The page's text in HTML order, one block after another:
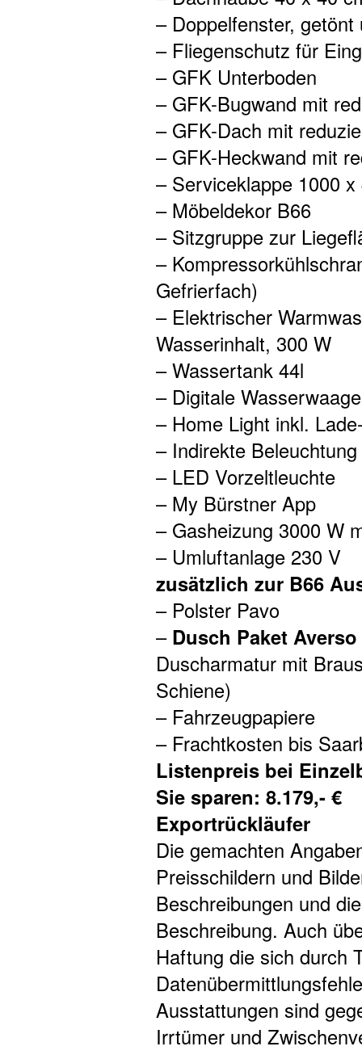
– Doppelfenster,
– Fliegenschutz für
– GFK Unterboden
– GFK-Bugwand mit
– GFK-Dach mit
– GFK-Heckwand mit
– Serviceklappe 1000
– Möbeldekor B66
– Sitzgruppe zur
–
Gefrierfach)
– Elektrischer
Wasserinhalt, 300 W
– Wassertank 44l
– Digitale Wasserwaage
– Home Light inkl.
– Indirekte
– LED Vorzeltleuchte
– My Bürstner App
– Gasheizung 3000 W
– Umluftanlage 230 V
zusätzlich zur B66
– Polster Pavo
– Dusch Paket Averso
Duscharmatur mit
Schiene)
– Fahrzeugpapiere
– Frachtkosten bis
Listenpreis bei
Sie sparen: 8.179,- €
Exportrückläufer
Die gemachten
Preisschildern und
Beschreibungen und
Beschreibung. Auch
Haftung die sich durch
Ausstattungen sind
Irrtümer und